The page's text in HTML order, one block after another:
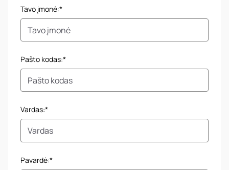
Tavo įmonė:*
Pašto kodas:*
Vardas:*
Pavardė:*